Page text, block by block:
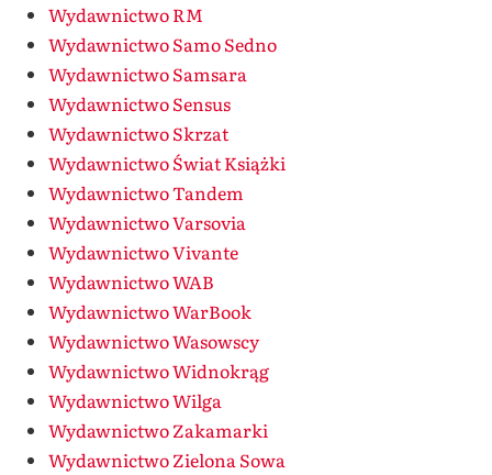
Wydawnictwo RM
Wydawnictwo Samo Sedno
Wydawnictwo Samsara
Wydawnictwo Sensus
Wydawnictwo Skrzat
Wydawnictwo Świat Książki
Wydawnictwo Tandem
Wydawnictwo Varsovia
Wydawnictwo Vivante
Wydawnictwo WAB
Wydawnictwo WarBook
Wydawnictwo Wasowscy
Wydawnictwo Widnokrąg
Wydawnictwo Wilga
Wydawnictwo Zakamarki
Wydawnictwo Zielona Sowa